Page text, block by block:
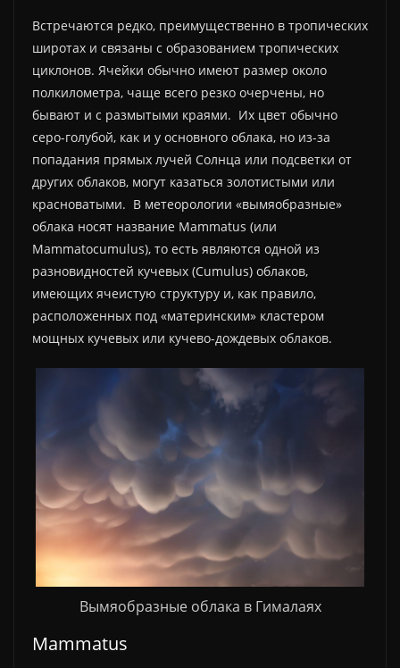
Встречаются редко, преимущественно в тропических
широтах и связаны с образованием тропических
циклонов. Ячейки обычно имеют размер около
полкилометра, чаще всего резко очерчены, но
бывают и с размытыми краями. Их цвет обычно
серо-голубой, как и у основного облака, но из-за
попадания прямых лучей Солнца или подсветки от
других облаков, могут казаться золотистыми или
красноватыми. В метеорологии «вымяобразные»
облака носят название Mammatus (или
Mammatocumulus), то есть являются одной из
разновидностей кучевых (Cumulus) облаков,
имеющих ячеистую структуру и, как правило,
расположенных под «материнским» кластером
мощных кучевых или кучево-дождевых облаков.
Вымяобразные облака в Гималаях
Mammatus